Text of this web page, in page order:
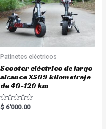
Patinetes eléctricos
Scooter eléctrico de largo
alcance XS09 kilometraje
de 40-120 km
R
a
$ 6'000.00